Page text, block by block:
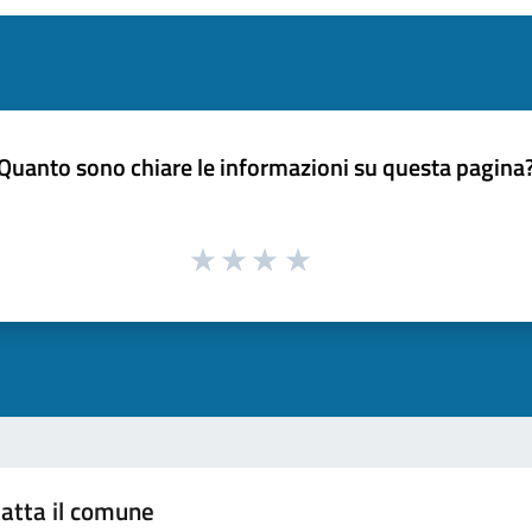
sono chiare le informazioni su questa
il comune